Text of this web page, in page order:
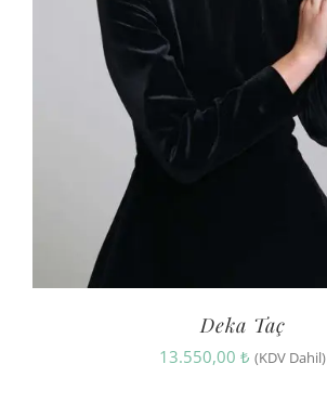
Deka Taç
13.550,00 ₺ (KDV Dahil)